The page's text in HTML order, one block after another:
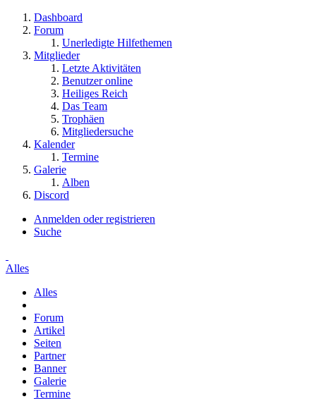
Dashboard
Forum
Unerledigte Hilfethemen
Mitglieder
Letzte Aktivitäten
Benutzer online
Heiliges Reich
Das Team
Trophäen
Mitgliedersuche
Kalender
Termine
Galerie
Alben
Discord
Anmelden oder registrieren
Suche
Alles
Alles
Forum
Artikel
Seiten
Partner
Banner
Galerie
Termine